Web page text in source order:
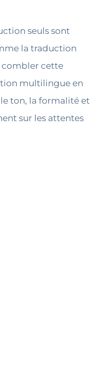
seuls sont
la traduction
combler cette
multilingue en
ton, la formalité et
sur les attentes